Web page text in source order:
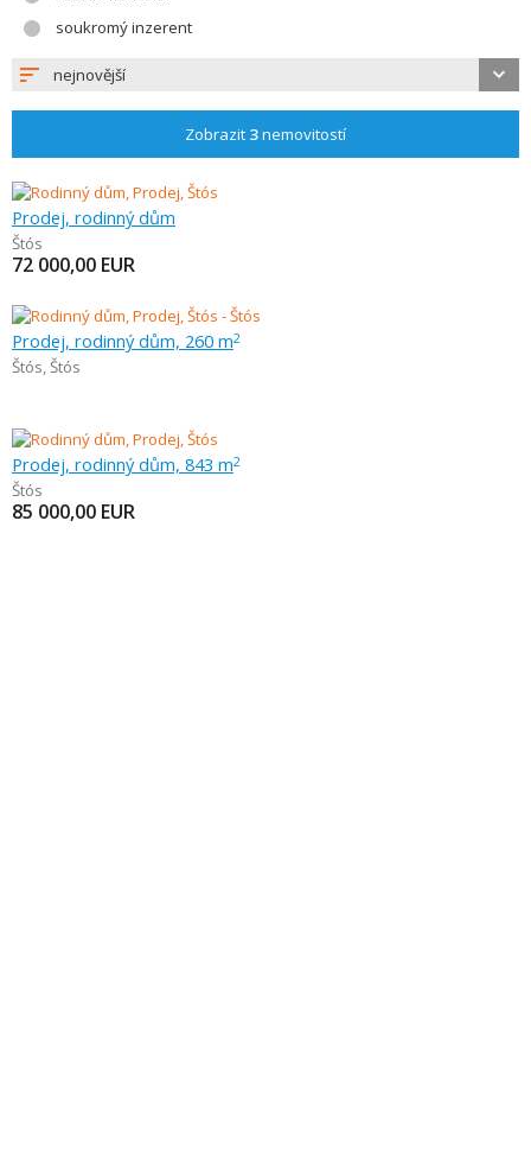
soukromý inzerent
nejnovější
Zobrazit 3nemovitostí
Prodej, rodinný dům
Štós
72 000,00 EUR
Prodej, rodinný dům, 260 m2
Štós,Štós
Prodej, rodinný dům, 843 m2
Štós
85 000,00 EUR